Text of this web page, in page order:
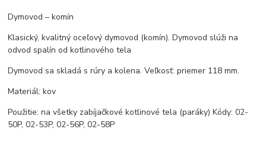
Dymovod – komín
Klasický, kvalitný oceľový dymovod (komín). Dymovod slúži na
odvod spalín od kotlinového tela
Dymovod sa skladá s rúry a kolena. Veľkosť: priemer 118 mm.
Materiál: kov
Použitie: na všetky zabíjačkové kotlinové tela (paráky) Kódy: 02-
50P, 02-53P, 02-56P, 02-58P